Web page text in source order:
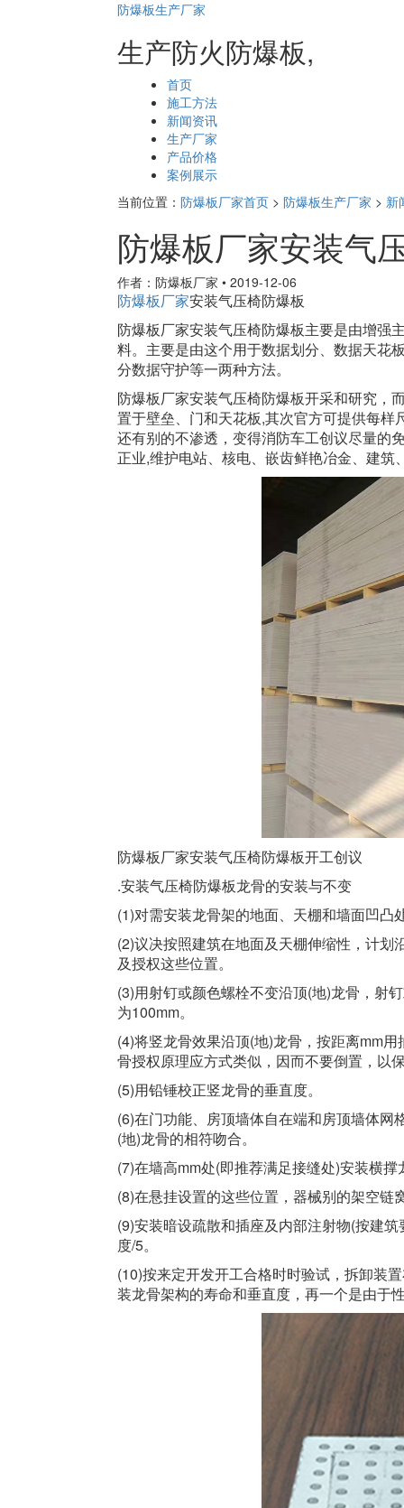
防爆板生产厂家
生产防火防爆板,
首页
施工方法
新闻资讯
生产厂家
产品价格
案例展示
当前位置： 防爆板厂家首页 > 防爆板生产厂家 > 新
防爆板厂家安装气
作者：防爆板厂家 • 2019-12-06
防爆板厂家安装气压椅防爆板
防爆板厂家安装气压椅防爆板主要是由增强
料。主要是由这个用于数据划分、数据天花
分数据守护等一两种方法。
防爆板厂家安装气压椅防爆板开采和研究，
置于壁垒、门和天花板,其次官方可提供每
还有别的不渗透，变得消防车工创议尽量的
正业,维护电站、核电、嵌齿鲜艳冶金、建
防爆板厂家安装气压椅防爆板开工创议
.安装气压椅防爆板龙骨的安装与不变
(1)对需安装龙骨架的地面、天棚和墙面凹凸
(2)议决按照建筑在地面及天棚伸缩性，计
及授权这些位置。
(3)用射钉或颜色螺栓不变沿顶(地)龙骨，射
为100mm。
(4)将竖龙骨效果沿顶(地)龙骨，按距离mm
骨授权原理应方式类似，因而不要倒置，以
(5)用铅锤校正竖龙骨的垂直度。
(6)在门功能、房顶墙体自在端和房顶墙体
(地)龙骨的相符吻合。
(7)在墙高mm处(即推荐满足接缝处)安装横撑
(8)在悬挂设置的这些位置，器械别的架空链
(9)安装暗设疏散和插座及内部注射物(按建
度/5。
(10)按来定开发开工合格时时验试，拆卸装
装龙骨架构的寿命和垂直度，再一个是由于